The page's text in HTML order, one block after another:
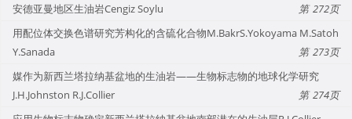
安德亚曼地区生油岩Cengiz Soylu
272
用配位体交换色谱研究芳构化的含硫化合物M.BakrS.Yokoyama M.Satoh
Y.Sanada
273
媒作为新西兰塔拉纳基盆地的生油岩——生物标志物的地球化学研究
J.H.Johnston R.J.Collier
274